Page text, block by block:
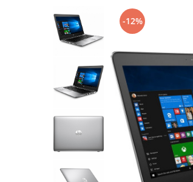
Alte accesorii video
Cabluri si accesorii
Cabluri si adaptoare
Desktop & Laptop
-12%